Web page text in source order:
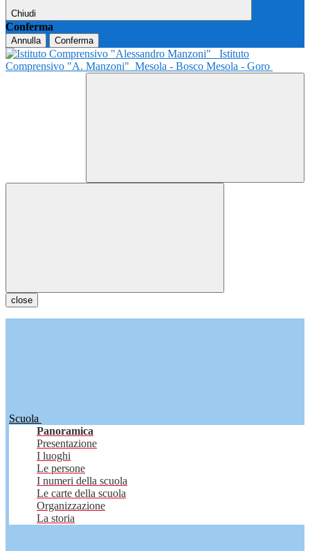
Chiudi
Conferma
Annulla Conferma
Istituto
Comprensivo "A. Manzoni" Mesola - Bosco Mesola - Goro
close
Scuola
Panoramica
Presentazione
I luoghi
Le persone
I numeri della scuola
Le carte della scuola
Organizzazione
La storia